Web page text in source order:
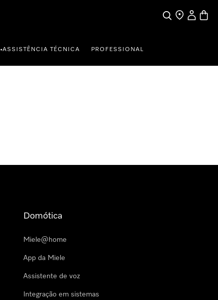
PesquisaEncontrar loja
A minha
•ASSISTÊNCIA TÉCNICA PROFESSIONAL
Domótica
Miele@home
App da Miele
Assistente de voz
Integração em sistemas